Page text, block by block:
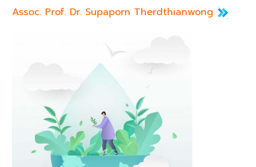
Assoc. Prof. Dr. Supaporn Therdthianwong